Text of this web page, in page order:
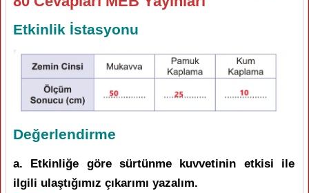
Etkinlik İstasyonu
Değerlendirme
a. Etkinliğe göre sürtünme kuvvetinin etkisi ile
ilgili ulaştığımız çıkarımı yazalım.